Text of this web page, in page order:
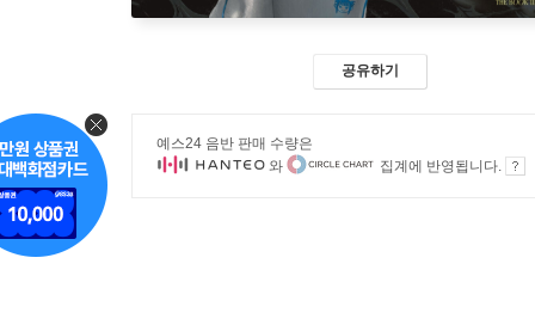
공유하기
예스24 음반 판매 수량은
와
집계에 반영됩니다.